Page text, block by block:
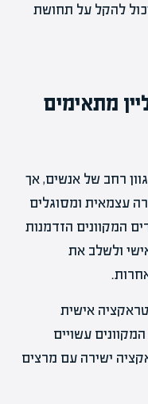
להקל על תחושת
מתאימים
רחב של אנשים, אך
עצמאית ומסוגלים
המקוונים הזדמנות
ולשלב את
אישית
עשויים
ישירה עם מרצים